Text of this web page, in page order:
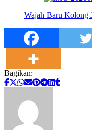
Wajah Baru Kolong
Bagikan: